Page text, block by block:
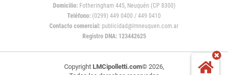
Domicilio:Fotheringham 445, Neuquén (CP 8300)
Teléfono: (0299) 449 0400 / 449 0410
Contacto comercial: publicidad@lmneuquen.com.ar
Registro DNA: 123442625
Copyright LMCipolletti.com© 2026,